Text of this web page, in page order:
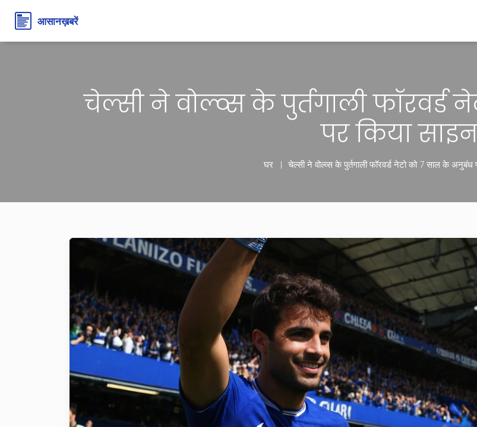
चेल्सी ने वोल्व्स के पुर्तगाली
पर किया
घर चेल्सी ने वोल्व्स के पुर्तगाली फॉरवर्ड नेटो को 7 साल के अनुबंध